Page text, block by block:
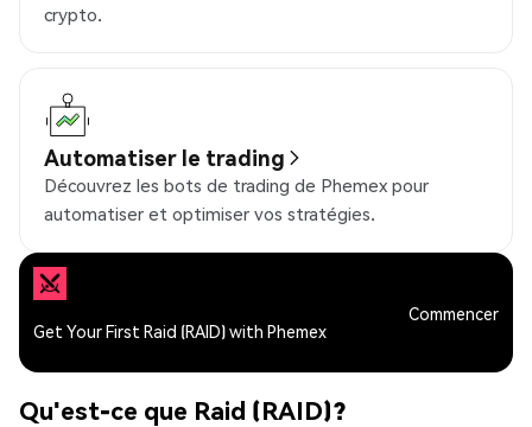
crypto.
Automatiser le trading
Découvrez les bots de trading de Phemex pour
automatiser et optimiser vos stratégies.
Get Your First Raid (RAID) with Phemex
Commencer
Qu'est-ce que Raid (RAID)?